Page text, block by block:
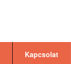
Kapcsolat